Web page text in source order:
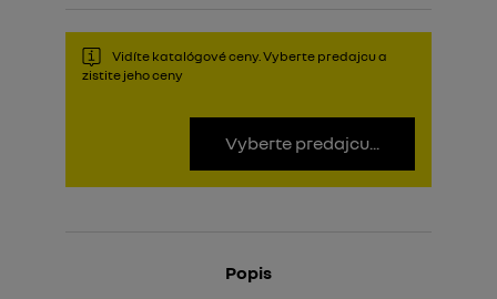
Vidíte katalógové ceny. Vyberte predajcu a
zistite jeho ceny
Vyberte predajcu...
Popis